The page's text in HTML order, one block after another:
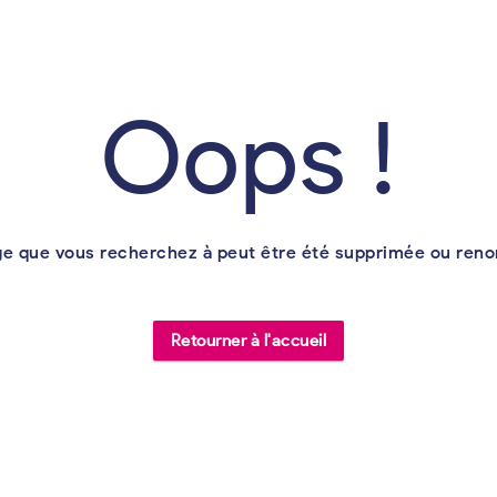
Oops !
que vous recherchez à peut être été supprimée ou
Retourner à l'accueil